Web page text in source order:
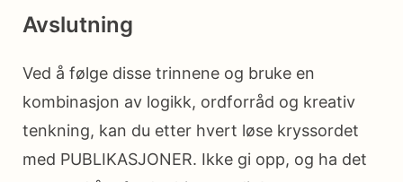
Avslutning
Ved å følge disse trinnene og bruke en
kombinasjon av logikk, ordforråd og kreativ
tenkning, kan du etter hvert løse kryssordet
med PUBLIKASJONER. Ikke gi opp, og ha det